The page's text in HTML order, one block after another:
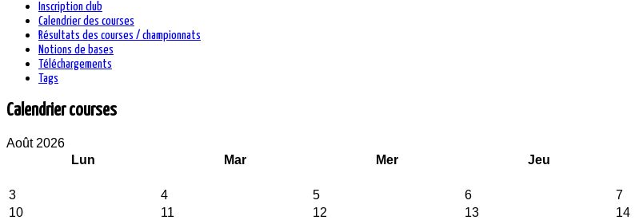
Inscription club
Calendrier des courses
Résultats des courses / championnats
Notions de bases
Téléchargements
Tags
Calendrier courses
Août 2026
Lun
Mar Mer Jeu
3
4 5 6 7
10
11 12 13 14